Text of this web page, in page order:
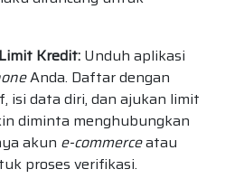
Kredit: Unduh aplikasi
Anda. Daftar dengan
isi data diri, dan ajukan limit
diminta menghubungkan
akun e-commerceatau
proses verifikasi.